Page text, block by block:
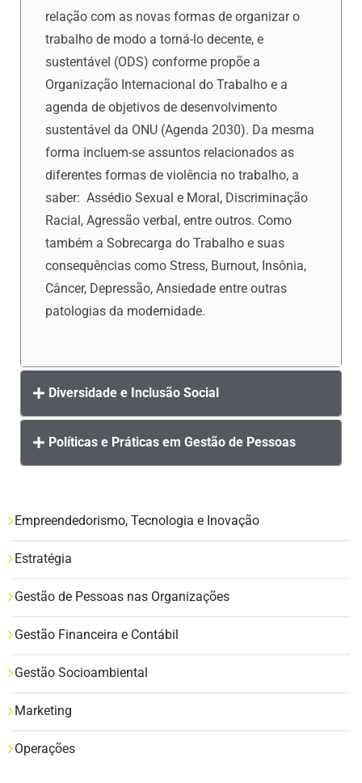
relação com as novas formas de organizar o
trabalho de modo a torná-lo decente, e
sustentável (ODS) conforme propõe a
Organização Internacional do Trabalho e a
agenda de objetivos de desenvolvimento
sustentável da ONU (Agenda 2030). Da mesma
forma incluem-se assuntos relacionados as
diferentes formas de violência no trabalho, a
saber: Assédio Sexual e Moral, Discriminação
Racial, Agressão verbal, entre outros. Como
também a Sobrecarga do Trabalho e suas
consequências como Stress, Burnout, Insônia,
Câncer, Depressão, Ansiedade entre outras
patologias da modernidade.
Diversidade e Inclusão Social
Políticas e Práticas em Gestão de Pessoas
Empreendedorismo, Tecnologia e Inovação
Estratégia
Gestão de Pessoas nas Organizações
Gestão Financeira e Contábil
Gestão Socioambiental
Marketing
Operações